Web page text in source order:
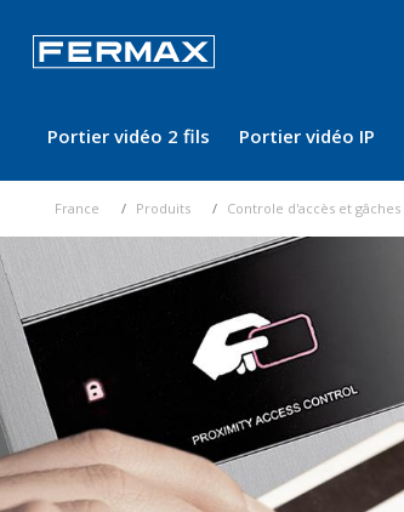
Portier vidéo 2 fils Portier vidéo IP
France Produits Controle d'accès et gâches